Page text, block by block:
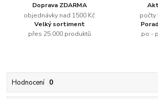
Doprava ZDARMA
objednávky nad 1500 Kč
počty
Velký sortiment
přes 25.000 produktů
po -
Hodnocení 0